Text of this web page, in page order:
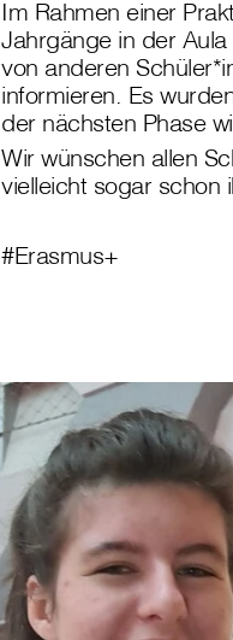
Im Rahmen einer
Jahrgänge in der
von anderen
informieren. Es
der nächsten Phase
Wir wünschen allen
vielleicht sogar schon
#Erasmus+